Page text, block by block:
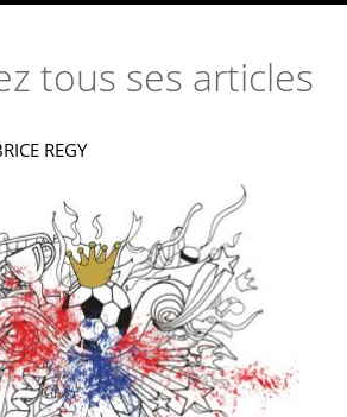
tous ses articles
REGY